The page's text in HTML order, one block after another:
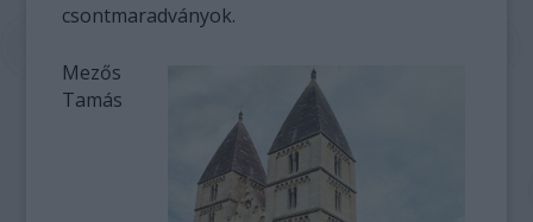
csontmaradványok.
Mezős
Tamás